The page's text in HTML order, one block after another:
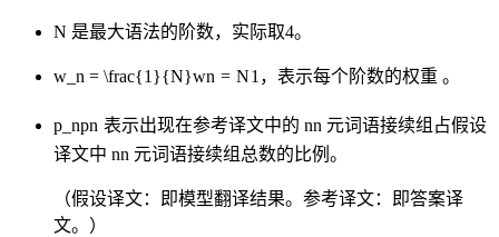
N 是最大语法的阶数，实际取4。
w_n = \frac{1}{N}wn = N1 ，表示每个阶数的权重 。
p_npn 表示出现在参考译文中的 nn 元词语接续组占假设
译文中 nn 元词语接续组总数的比例。
（假设译文：即模型翻译结果。参考译文：即答案译
文。）